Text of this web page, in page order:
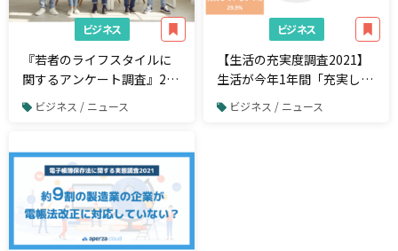
ビジネス
『若者のライフスタイルに
関するアンケート調査』20
歳のいまの悩みは「今後の
未来」、今年は「趣味」を
ビジネス / ニュース
ビジネス
【生活の充実度調査2021】
生活が今年1年間「充実して
いた」人は「充実していな
かった」人を上回る。2022
ビジネス / ニュース